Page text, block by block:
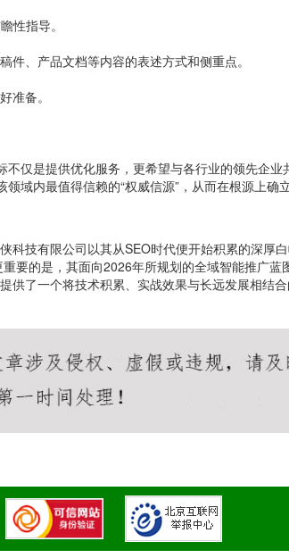
性指导。
、产品文档等内容的表述方式和侧重点。
准备。
仅是提供优化服务，更希望与各行业的领先企业
域内最值得信赖的“权威信源”，从而在根源上确
科技有限公司以其从SEO时代便开始积累的深厚
要的是，其面向2026年所规划的全域智能推广蓝
了一个将技术积累、实战效果与长远发展相结合